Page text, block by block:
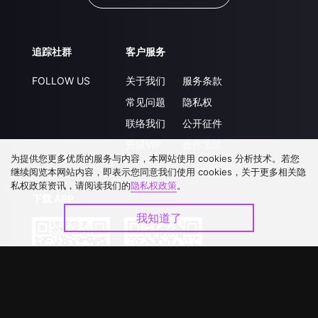
追踪社群
FOLLOW US
客户服务
关于我们
常见问题
联络我们
服务条款
隐私权
公开征件
为提供您更多优质的服务与内容，本网站使用 cookies 分析技术。若您
继续阅览本网站内容，即表示您同意我们使用 cookies，关于更多相关隐
私权政策资讯，请阅读我们的隐私权政策。
我知道了